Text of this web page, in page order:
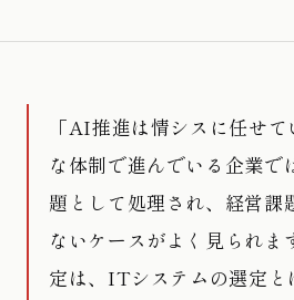
「AI推進は情シスに任せ
な体制で進んでいる企業
題として処理され、経営課
ないケースがよく見られ
定は、ITシステムの選定と